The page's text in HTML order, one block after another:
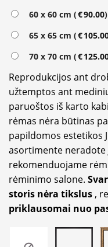
60 x 60 cm (€90.00)
65 x 65 cm (€
70 x 70 cm (€
Reprodukcijos ant
užtemptos ant
paruoštos iš karto
rėmas nėra būtinas
papildomos estetikos
asortimente
rekomenduojame
rėminimo salone.
storis nėra tikslus ,
priklausomai nuo